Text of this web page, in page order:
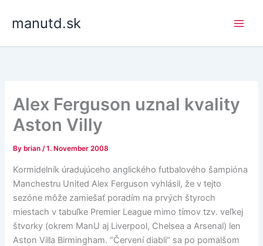
manutd.sk
Alex Ferguson uznal kvality
Aston Villy
By brian/1. November 2008
Kormidelník úradujúceho anglického futbalového šampióna
Manchestru United Alex Ferguson vyhlásil, že v tejto
sezóne môže zamiešať poradím na prvých štyroch
miestach v tabuľke Premier League mimo tímov tzv. veľkej
štvorky (okrem ManU aj Liverpool, Chelsea a Arsenal) len
Aston Villa Birmingham. “Červení diabli” sa po pomalšom